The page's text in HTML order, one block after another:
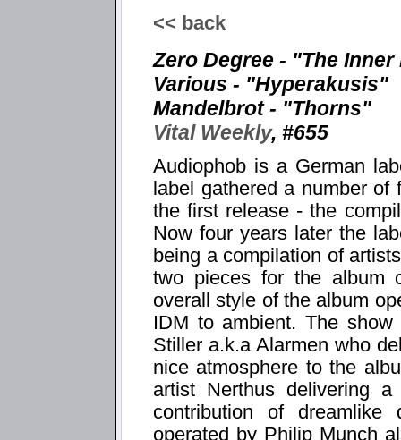
<< back
Zero Degree - "The Inner
Various - "Hyperakusis"
Mandelbrot - "Thorns"
Vital Weekly, #655
Audiophob is a German
label gathered a number
the first release - the
Now four years later the
being a compilation of
two pieces for the album
overall style of the album
IDM to ambient. The
Stiller a.k.a Alarmen who
nice atmosphere to the
artist Nerthus delivering
contribution of
operated by Philip Munch